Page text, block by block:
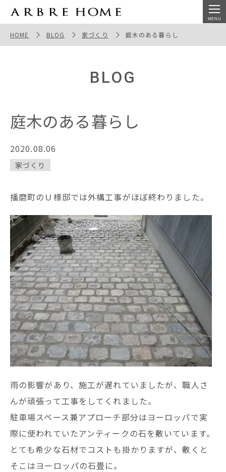
庭木のある暮らし
HOME BLOG 家づくり 庭木のある暮らし
BLOG
庭木のある暮らし
2020.08.06
家づくり
播磨町のＵ様邸では外構工事がほぼ終わりました。
雨の影響があり、施工が遅れていましたが、職人さ
んが頑張って工事をしてくれました。
駐車場スペース兼アプローチ部分はヨーロッパで実
際に使われていたアンティークの石を敷いています。
とても希少な石材でコストも掛かりますが、敷くと
そこはヨーロッパの石畳に。